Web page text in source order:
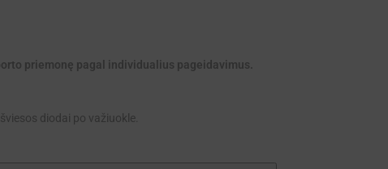
priemonę pagal individualius pageidavimus.
diodai po važiuokle.